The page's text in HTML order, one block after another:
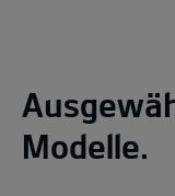
Modelle.